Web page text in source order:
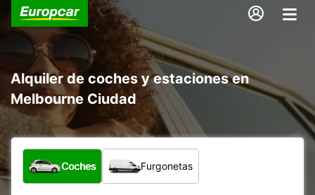
Alquiler de coches y estaciones en
Melbourne Ciudad
¿Qué tipo de vehículo?
Coches Furgonetas